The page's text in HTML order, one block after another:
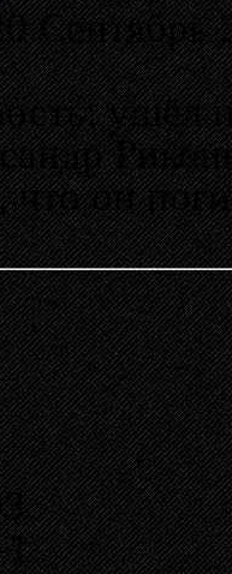
Сентябрь
ушёл
что он